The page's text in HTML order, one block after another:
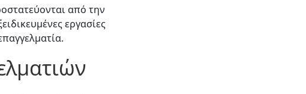
από την
εργασίες